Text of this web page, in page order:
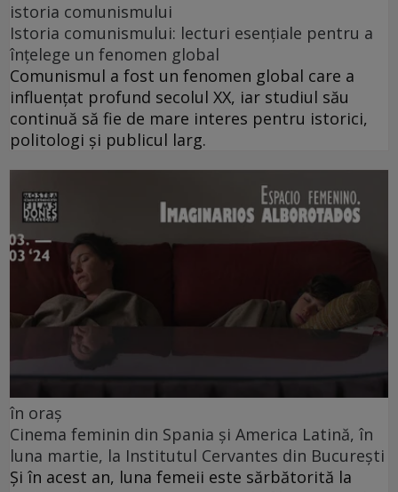
istoria comunismului
Istoria comunismului: lecturi esențiale pentru a
înțelege un fenomen global
Comunismul a fost un fenomen global care a
influențat profund secolul XX, iar studiul său
continuă să fie de mare interes pentru istorici,
politologi și publicul larg.
în oraș
Cinema feminin din Spania și America Latină, în
luna martie, la Institutul Cervantes din București
Și în acest an, luna femeii este sărbătorită la